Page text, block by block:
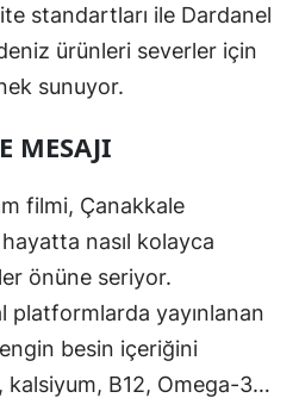
standartları ile Dardanel
ürünleri severler için
sunuyor.
MESAJI
filmi, Çanakkale
nasıl kolayca
önüne seriyor.
platformlarda yayınlanan
besin içeriğini
B12, Omega-3…